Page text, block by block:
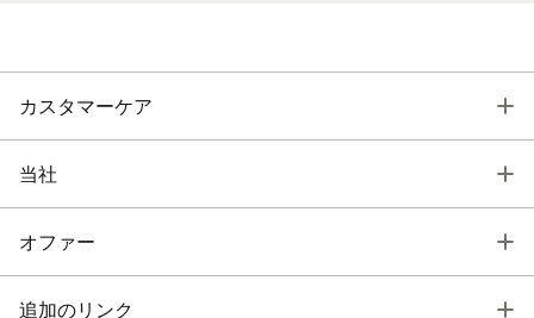
カスタマーケア
当社
オファー
追加のリンク